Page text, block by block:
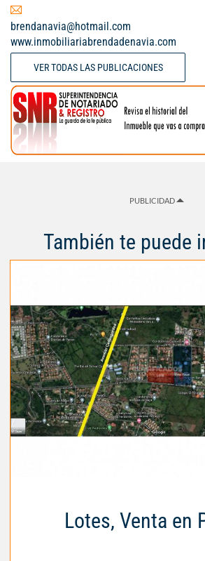
brendanavia@hotmail.com
www.inmobiliariabrendadenavia.com
VER TODAS LAS PUBLICACIONES
PUBLICIDAD
También te puede
Lotes, Venta en